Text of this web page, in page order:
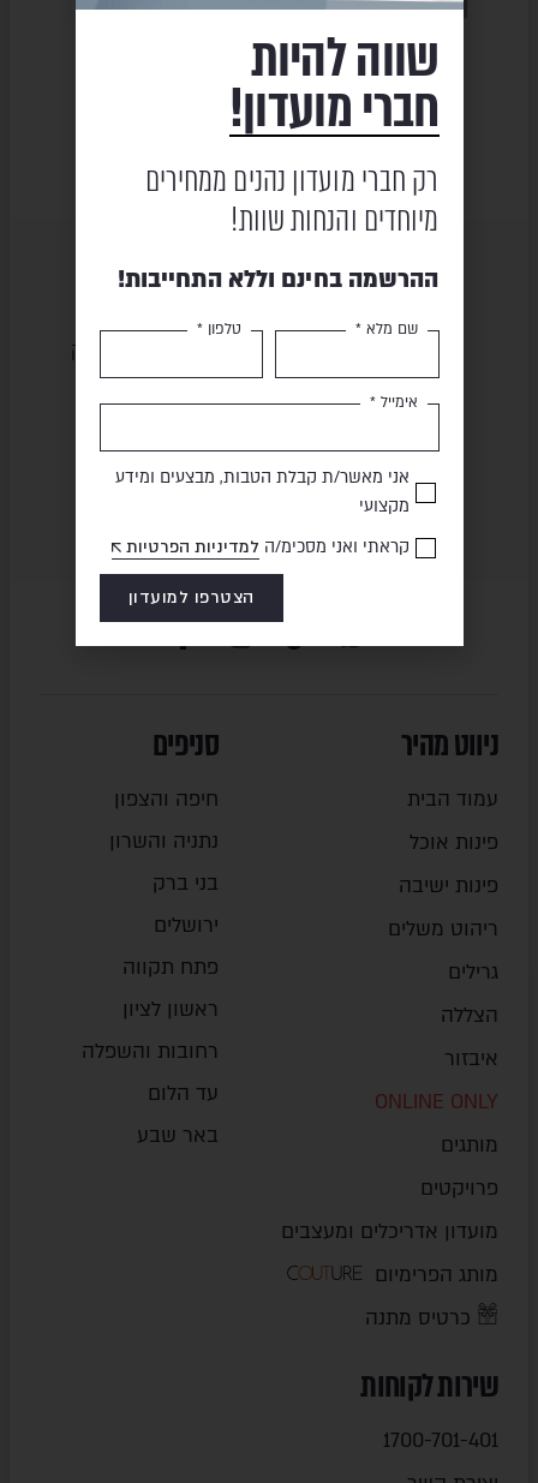
מטבח חוץ – LEGEND GREY
₪36,108
₪32,500
33,282
מוצרים באיכות גבוהה
תשלום מאובטח משלוח מהיר
ניווט מהיר
עמוד הבית
פינות אוכל
פינות ישיבה
ריהוט משלים
גרילים
הצללה
איבזור
ONLINE ONLY
מותגים
פרויקטים
מועדון אדריכלים ומעצבים
מותג הפרימיום
כרטיס מתנה
סניפים
חיפה והצפון
נתניה והשרון
בני ברק
ירושלים
פתח תקווה
ראשון לציון
רחובות והשפלה
עד הלום
באר שבע
שירות לקוחות
1700-701-401
שווה להיות
חברי מועדון!
רק חברי מועדון נהנים ממחירים
מיוחדים והנחות שוות!
ההרשמה בחינם וללא התחייבות!
שם מלא * טלפון *
אימייל *
אני מאשר/ת קבלת הטבות, מבצעים ומידע
מקצועי
קראתי ואני מסכימ/הלמדיניות הפרטיות
הצטרפו למועדון